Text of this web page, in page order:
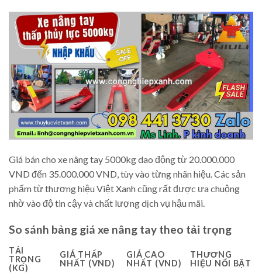
Giá bán cho xe nâng tay 5000kg dao động từ 20.000.000
VND đến 35.000.000 VND, tùy vào từng nhãn hiệu. Các sản
phẩm từ thương hiệu Việt Xanh cũng rất được ưa chuộng
nhờ vào độ tin cậy và chất lượng dịch vụ hậu mãi.
So sánh bảng giá xe nâng tay theo tải trọng
TẢI
TRỌNG
(KG)
GIÁ THẤP
NHẤT (VND)
GIÁ CAO
NHẤT (VND)
THƯƠNG
HIỆU NỔI BẬT